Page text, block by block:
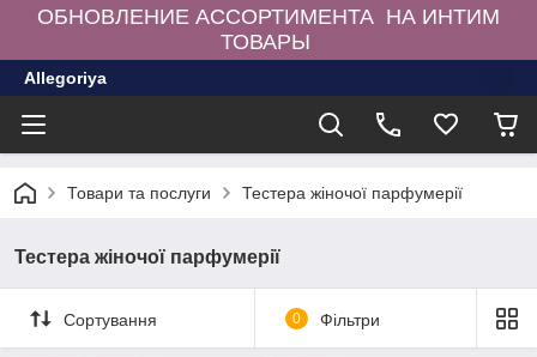
ОБНОВЛЕНИЕ АССОРТИМЕНТА НА ИНТИМ
ТОВАРЫ
Allegoriya
Товари та послуги Тестера жіночої парфумерії
Тестера жіночої парфумерії
Сортування 0 Фільтри